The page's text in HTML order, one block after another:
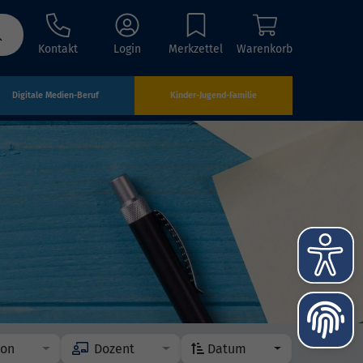
Kontakt Login Merkzettel Warenkorb
Digitale Medien-Beruf Kinder-Jugend-Familie
Dozent Datum